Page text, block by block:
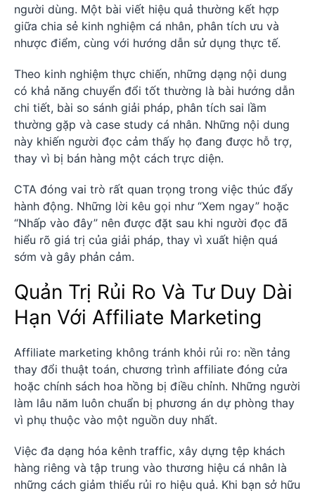
người dùng. Một bài viết hiệu quả thường kết hợp
giữa chia sẻ kinh nghiệm cá nhân, phân tích ưu và
nhược điểm, cùng với hướng dẫn sử dụng thực tế.
Theo kinh nghiệm thực chiến, những dạng nội dung
có khả năng chuyển đổi tốt thường là bài hướng dẫn
chi tiết, bài so sánh giải pháp, phân tích sai lầm
thường gặp và case study cá nhân. Những nội dung
này khiến người đọc cảm thấy họ đang được hỗ trợ,
thay vì bị bán hàng một cách trực diện.
CTA đóng vai trò rất quan trọng trong việc thúc đẩy
hành động. Những lời kêu gọi như “Xem ngay” hoặc
“Nhấp vào đây” nên được đặt sau khi người đọc đã
hiểu rõ giá trị của giải pháp, thay vì xuất hiện quá
sớm và gây phản cảm.
Quản Trị Rủi Ro Và Tư Duy Dài
Hạn Với Affiliate Marketing
Affiliate marketing không tránh khỏi rủi ro: nền tảng
thay đổi thuật toán, chương trình affiliate đóng cửa
hoặc chính sách hoa hồng bị điều chỉnh. Những người
làm lâu năm luôn chuẩn bị phương án dự phòng thay
vì phụ thuộc vào một nguồn duy nhất.
Việc đa dạng hóa kênh traffic, xây dựng tệp khách
hàng riêng và tập trung vào thương hiệu cá nhân là
những cách giảm thiểu rủi ro hiệu quả. Khi bạn sở hữu